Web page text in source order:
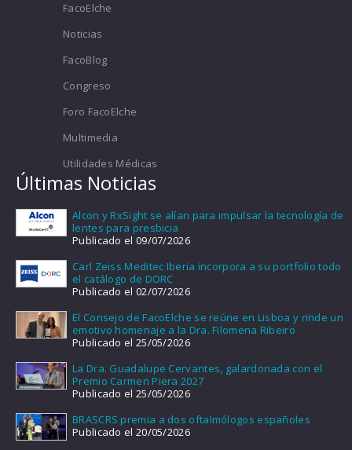
FacoElche
Noticias
FacoBlog
Congreso
Foro FacoElche
Multimedia
Utilidades Médicas
Últimas Noticias
Alcon y RxSight se alían para impulsar la tecnología de
lentes para presbicia
Publicado el 09/07/2026
Carl Zeiss Meditec Iberia incorpora a su portfolio todo
el catálogo de DORC
Publicado el 02/07/2026
El Consejo de FacoElche se reúne en Lisboa y rinde un
emotivo homenaje a la Dra. Filomena Ribeiro
Publicado el 25/05/2026
La Dra. Guadalupe Cervantes, galardonada con el
Premio Carmen Piera 2027
Publicado el 25/05/2026
BRASCRS premia a dos oftalmólogos españoles
Publicado el 20/05/2026